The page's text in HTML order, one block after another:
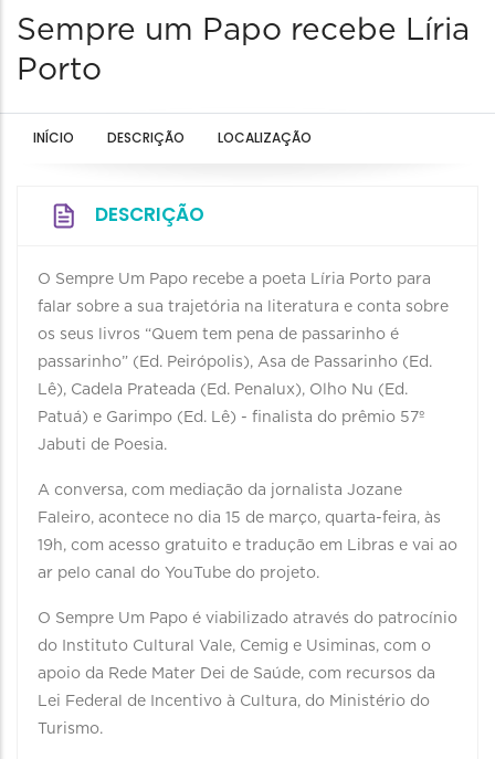
Sempre um Papo recebe Líria
Porto
INÍCIO DESCRIÇÃO LOCALIZAÇÃO
DESCRIÇÃO
O Sempre Um Papo recebe a poeta Líria Porto para
falar sobre a sua trajetória na literatura e conta sobre
os seus livros “Quem tem pena de passarinho é
passarinho” (Ed. Peirópolis), Asa de Passarinho (Ed.
Lê), Cadela Prateada (Ed. Penalux), Olho Nu (Ed.
Patuá) e Garimpo (Ed. Lê) - finalista do prêmio 57º
Jabuti de Poesia.
A conversa, com mediação da jornalista Jozane
Faleiro, acontece no dia 15 de março, quarta-feira, às
19h, com acesso gratuito e tradução em Libras e vai ao
ar pelo canal do YouTube do projeto.
O Sempre Um Papo é viabilizado através do patrocínio
do Instituto Cultural Vale, Cemig e Usiminas, com o
apoio da Rede Mater Dei de Saúde, com recursos da
Lei Federal de Incentivo à Cultura, do Ministério do
Turismo.